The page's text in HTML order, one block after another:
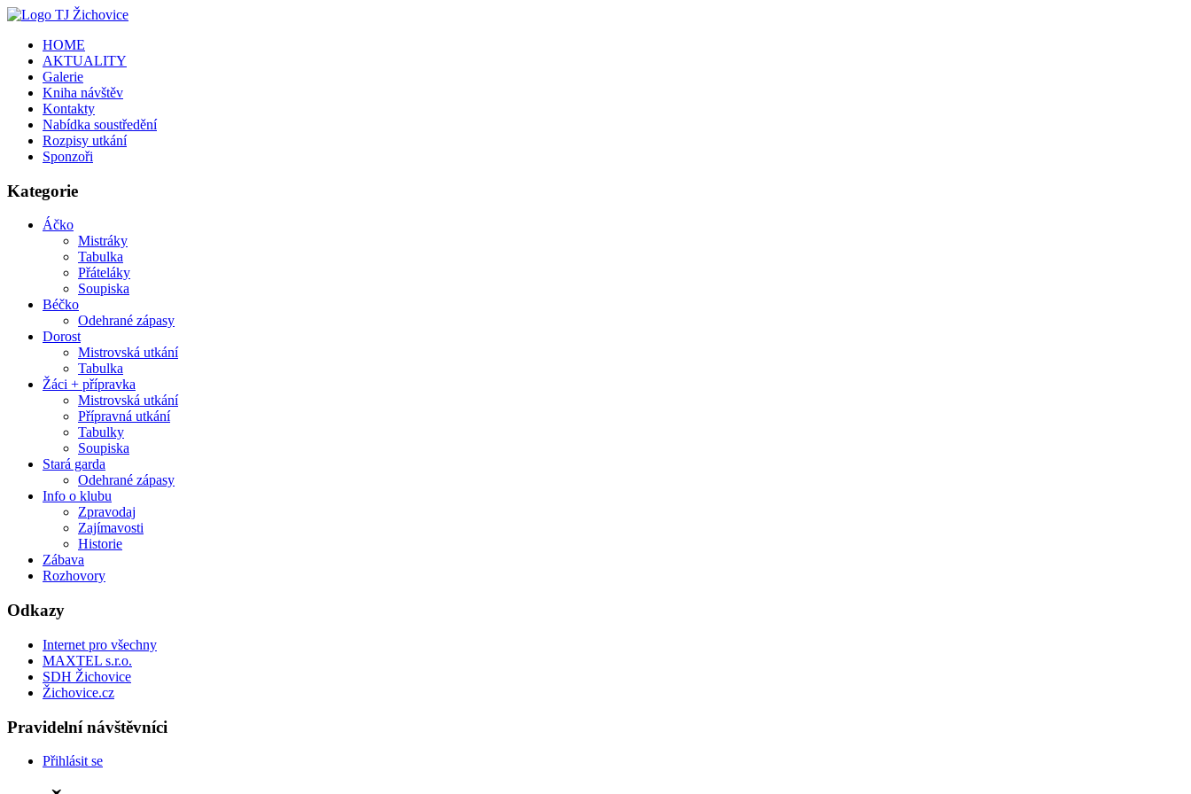
HOME
AKTUALITY
Galerie
Kniha návštěv
Kontakty
Nabídka soustředění
Rozpisy utkání
Sponzoři
Kategorie
Áčko
Mistráky
Tabulka
Přáteláky
Soupiska
Béčko
Odehrané zápasy
Dorost
Mistrovská utkání
Tabulka
Žáci + přípravka
Mistrovská utkání
Přípravná utkání
Tabulky
Soupiska
Stará garda
Odehrané zápasy
Info o klubu
Zpravodaj
Zajímavosti
Historie
Zábava
Rozhovory
Odkazy
Internet pro všechny
MAXTEL s.r.o.
SDH Žichovice
Žichovice.cz
Pravidelní návštěvníci
Přihlásit se